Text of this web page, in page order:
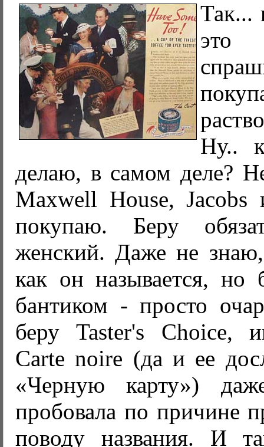
Так...
Ну..
делаю, в самом деле?
Maxwell House,
покупаю. Беру
женский. Даже не знаю,
как он называется, но
бантиком - просто
беру Taster's Choice,
Carte noire (да и ее
«Черную карту»)
пробовала по причине
поводу названия. И